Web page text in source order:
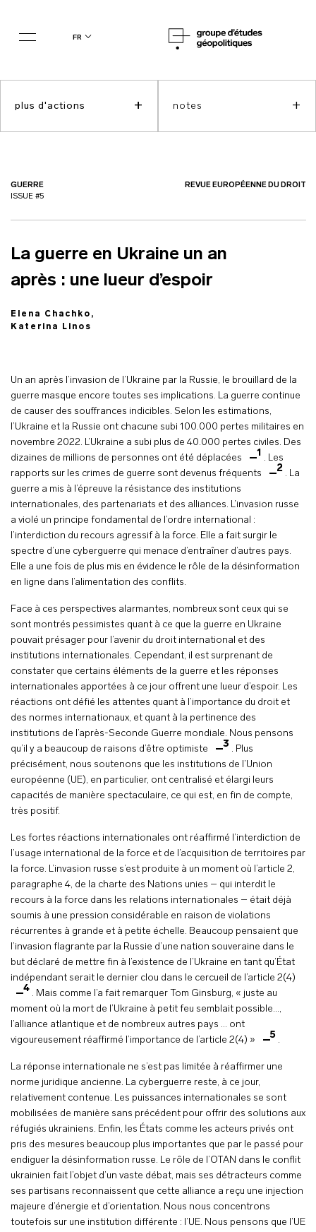
fr
GUERRE
ISSUE #5
REVUE EUROPÉENNE DU DROIT
La guerre en Ukraine un an
après : une lueur d’espoir
Elena Chachko,
Katerina Linos
Un an après l’invasion de l’Ukraine par la Russie, le brouillard de la
guerre masque encore toutes ses implications. La guerre continue
de causer des souffrances indicibles. Selon les estimations,
l’Ukraine et la Russie ont chacune subi 100.000 pertes militaires en
novembre 2022. L’Ukraine a subi plus de 40.000 pertes civiles. Des
dizaines de millions de personnes ont été déplacées
1 . Les
rapports sur les crimes de guerre sont devenus fréquents
2 . La
guerre a mis à l’épreuve la résistance des institutions
internationales, des partenariats et des alliances. L’invasion russe
a violé un principe fondamental de l’ordre international :
l’interdiction du recours agressif à la force. Elle a fait surgir le
spectre d’une cyberguerre qui menace d’entraîner d’autres pays.
Elle a une fois de plus mis en évidence le rôle de la désinformation
en ligne dans l’alimentation des conflits.
Face à ces perspectives alarmantes, nombreux sont ceux qui se
sont montrés pessimistes quant à ce que la guerre en Ukraine
pouvait présager pour l’avenir du droit international et des
institutions internationales. Cependant, il est surprenant de
constater que certains éléments de la guerre et les réponses
internationales apportées à ce jour offrent une lueur d’espoir. Les
réactions ont défié les attentes quant à l’importance du droit et
des normes internationaux, et quant à la pertinence des
institutions de l’après-Seconde Guerre mondiale. Nous pensons
qu’il y a beaucoup de raisons d’être optimiste
3 . Plus
précisément, nous soutenons que les institutions de l’Union
européenne (UE), en particulier, ont centralisé et élargi leurs
capacités de manière spectaculaire, ce qui est, en fin de compte,
très positif.
Les fortes réactions internationales ont réaffirmé l’interdiction de
l’usage international de la force et de l’acquisition de territoires par
la force. L’invasion russe s’est produite à un moment où l’article 2,
paragraphe 4, de la charte des Nations unies – qui interdit le
recours à la force dans les relations internationales – était déjà
soumis à une pression considérable en raison de violations
récurrentes à grande et à petite échelle. Beaucoup pensaient que
l’invasion flagrante par la Russie d’une nation souveraine dans le
but déclaré de mettre fin à l’existence de l’Ukraine en tant qu’État
indépendant serait le dernier clou dans le cercueil de l’article 2(4)
4 . Mais comme l’a fait remarquer Tom Ginsburg, « juste au
moment où la mort de l’Ukraine à petit feu semblait possible…,
l’alliance atlantique et de nombreux autres pays … ont
vigoureusement réaffirmé l’importance de l’article 2(4) »
5 .
La réponse internationale ne s’est pas limitée à réaffirmer une
norme juridique ancienne. La cyberguerre reste, à ce jour,
relativement contenue. Les puissances internationales se sont
mobilisées de manière sans précédent pour offrir des solutions aux
réfugiés ukrainiens. Enfin, les États comme les acteurs privés ont
pris des mesures beaucoup plus importantes que par le passé pour
endiguer la désinformation russe. Le rôle de l’OTAN dans le conflit
ukrainien fait l’objet d’un vaste débat, mais ses détracteurs comme
ses partisans reconnaissent que cette alliance a reçu une injection
majeure d’énergie et d’orientation. Nous nous concentrons
toutefois sur une institution différente : l’UE. Nous pensons que l’UE
plus d'actions + notes +